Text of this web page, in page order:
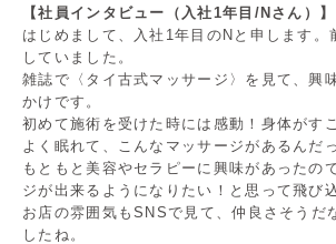
【社員インタビュー（入社1年目/Nさん）】
はじめまして、入社1年目のNと申します。
していました。
雑誌で〈タイ古式マッサージ〉を見て、興
かけです。
初めて施術を受けた時には感動！身体がす
よく眠れて、こんなマッサージがあるんだ
もともと美容やセラピーに興味があったの
ジが出来るようになりたい！と思って飛び
お店の雰囲気もSNSで見て、仲良さそうだ
したね。